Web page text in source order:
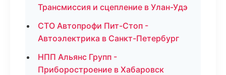
Трансмиссия и сцепление в Улан-Удэ
СТО Автопрофи Пит-Стоп -
Автоэлектрика в Санкт-Петербург
НПП Альянс Групп -
Приборостроение в Хабаровск